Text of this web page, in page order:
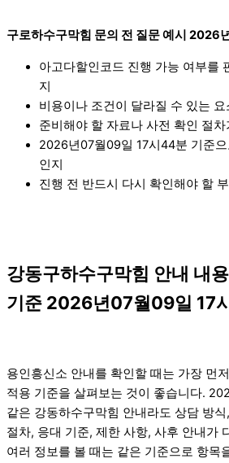
구로하수구막힘 문의 전 질문 예시
아고다할인코드 진행 가능 여부를
지
비용이나 조건이 달라질 수 있는 요
준비해야 할 자료나 사전 확인 절차
2026년07월09일 17시44분 기준
인지
진행 전 반드시 다시 확인해야 할
강동구하수구막힘 안내 내
기준 2026년07월09일 17
용인흥신소 안내를 확인할 때는 가장 먼
적용 기준을 살펴보는 것이 좋습니다.
같은 강동하수구막힘 안내라도 상담 방
절차, 응대 기준, 제한 사항, 사후 안내가
여러 정보를 볼 때는 같은 기준으로 항목